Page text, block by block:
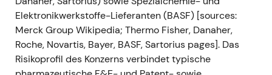
2021-05-04 — Anhebung der Jahresprognose
nach starkem Q1- Ereignis: Nach einem starken
ersten Quartal (Nettoumsatz 4,63 Mrd. €) hob
Merck die Jahresprognose 2021 an — für den
Elektronikwerkstoffe-Lieferanten (BASF) [sources:
Merck Group Wikipedia; Thermo Fisher, Danaher,
Roche, Novartis, Bayer, BASF, Sartorius pages]. Das
Risikoprofil des Konzerns verbindet typische